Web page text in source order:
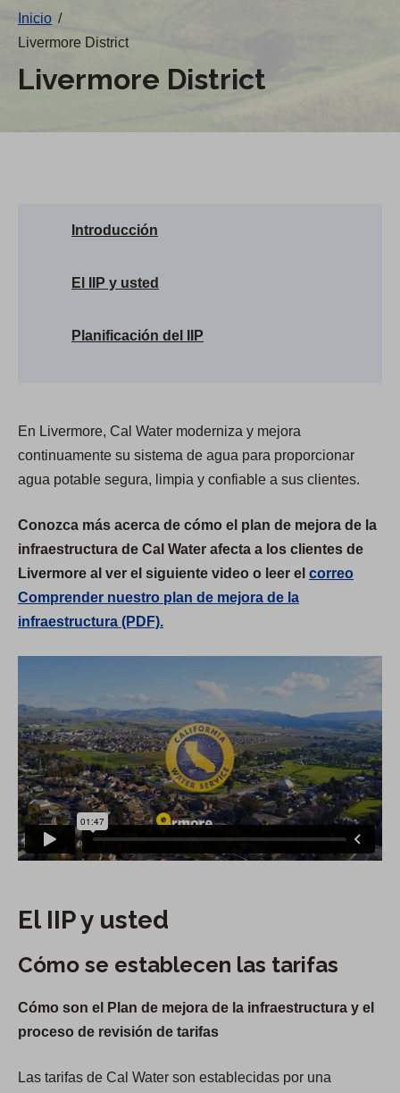
Inicio /
Livermore District
Livermore District
Introducción
El IIP y usted
Planificación del IIP
En Livermore, Cal Water moderniza y mejora
continuamente su sistema de agua para proporcionar
agua potable segura, limpia y confiable a sus clientes.
Conozca más acerca de cómo el plan de mejora de la
infraestructura de Cal Water afecta a los clientes de
Livermore al ver el siguiente video o leer el correo
Comprender nuestro plan de mejora de la
infraestructura (PDF).
El IIP y usted
Cómo se establecen las tarifas
Cómo son el Plan de mejora de la infraestructura y el
proceso de revisión de tarifas
Las tarifas de Cal Water son establecidas por una